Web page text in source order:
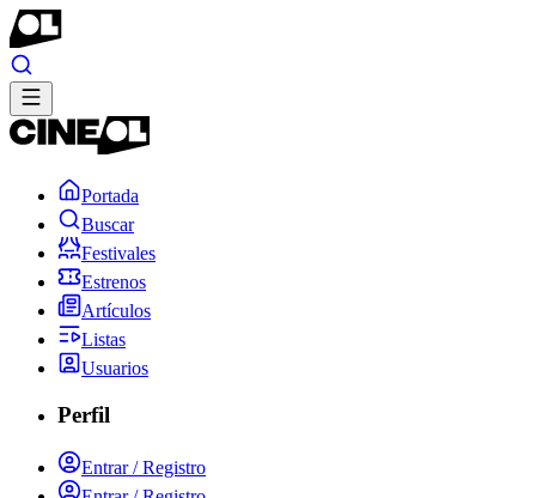
Portada
Buscar
Festivales
Estrenos
Artículos
Listas
Usuarios
Perfil
Entrar / Registro